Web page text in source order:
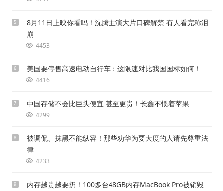
5
8月11日上映你看吗！沈腾主演大片口碑解禁 有人看完称泪
崩
4453
6 美国要停售高速电动自行车：这限速对比我国国标如何！
4416
7 中国存储不会比巨头便宜 甚至更贵！长鑫不惯着苹果
4299
8
被调侃、抹黑不能纵容！那些劝华为要大度的人请先尊重法
律
4233
9 内存越贵越要扔！100多台48GB内存MacBook Pro被销毁